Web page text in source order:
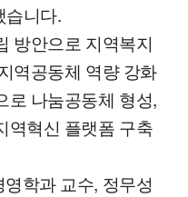
습니다.
방안으로 지역복지
역공동체 역량 강화
로 나눔공동체 형성,
역혁신 플랫폼 구축
학과 교수, 정무성